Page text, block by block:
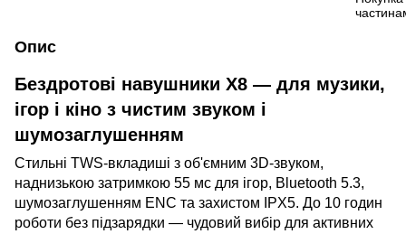
Опис
Бездротові навушники X8 — для музики,
ігор і кіно з чистим звуком і
шумозаглушенням
Стильні TWS-вкладиші з об'ємним 3D-звуком,
наднизькою затримкою 55 мс для ігор, Bluetooth 5.3,
шумозаглушенням ENC та захистом IPX5. До 10 годин
роботи без підзарядки — чудовий вибір для активних